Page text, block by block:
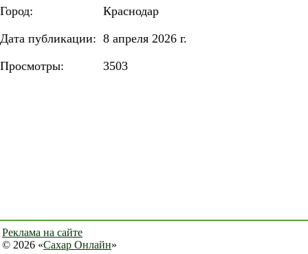
Город:
Краснодар
Дата публикации: 8 апреля 2026 г.
Просмотры:
3503
Реклама на сайте
© 2026 «Сахар Онлайн»